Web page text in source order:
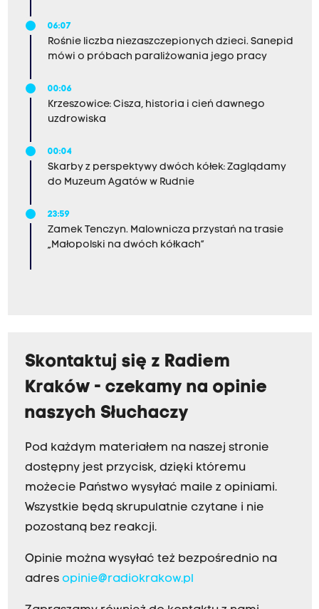
06:07
Rośnie liczba niezaszczepionych dzieci. Sanepid
mówi o próbach paraliżowania jego pracy
00:06
Krzeszowice: Cisza, historia i cień dawnego
uzdrowiska
00:04
Skarby z perspektywy dwóch kółek: Zaglądamy
do Muzeum Agatów w Rudnie
23:59
Zamek Tenczyn. Malownicza przystań na trasie
„Małopolski na dwóch kółkach”
Skontaktuj się z Radiem
Kraków - czekamy na opinie
naszych Słuchaczy
Pod każdym materiałem na naszej stronie
dostępny jest przycisk, dzięki któremu
możecie Państwo wysyłać maile z opiniami.
Wszystkie będą skrupulatnie czytane i nie
pozostaną bez reakcji.
Opinie można wysyłać też bezpośrednio na
adres opinie@radiokrakow.pl